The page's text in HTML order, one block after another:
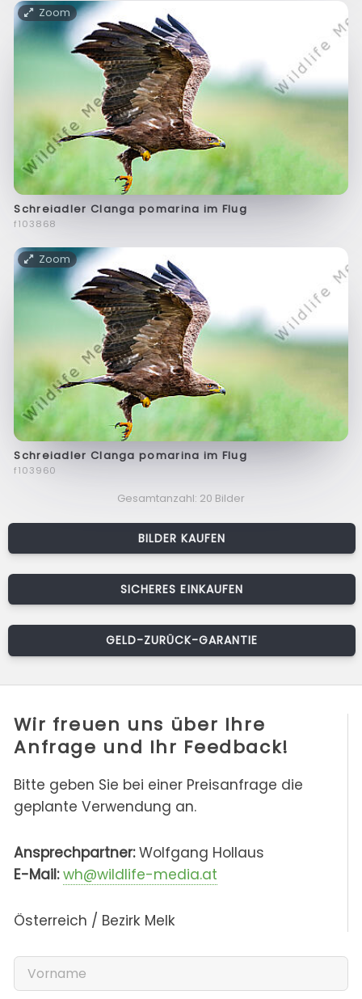
Zoom
Schreiadler Clanga pomarina im Flug
f103868
Zoom
Schreiadler Clanga pomarina im Flug
f103960
Gesamtanzahl: 20 Bilder
BILDER KAUFEN
SICHERES EINKAUFEN
GELD-ZURÜCK-GARANTIE
Wir freuen uns über Ihre
Anfrage und Ihr Feedback!
Bitte geben Sie bei einer Preisanfrage die
geplante Verwendung an.
Ansprechpartner:Wolfgang Hollaus
E-Mail: wh@wildlife-media.at
Österreich / Bezirk Melk